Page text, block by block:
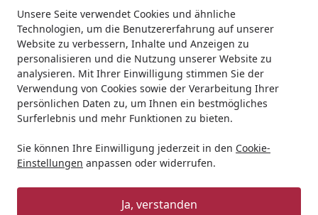
Unsere Seite verwendet Cookies und ähnliche
Technologien, um die Benutzererfahrung auf unserer
Website zu verbessern, Inhalte und Anzeigen zu
personalisieren und die Nutzung unserer Website zu
analysieren. Mit Ihrer Einwilligung stimmen Sie der
Verwendung von Cookies sowie der Verarbeitung Ihrer
persönlichen Daten zu, um Ihnen ein bestmögliches
Surferlebnis und mehr Funktionen zu bieten.
Sie können Ihre Einwilligung jederzeit in den Cookie-
Einstellungen anpassen oder widerrufen.
Ja, verstanden
Suchen
Startseite
Hund Hundepflege & Schutz Bürsten, Kämme &
MOSER Schneidsatz 1854-7505 5
Stufen Feinzahn Ersatzschneidsatz
(4 Bewertungen)